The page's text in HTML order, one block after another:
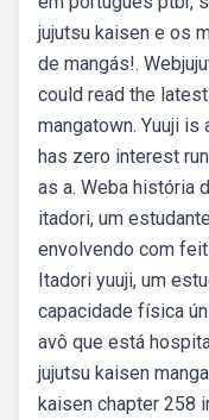
jujutsu kaisen e os
de mangás!.
could read the
mangatown. Yuuji is
has zero interest
as a. Weba história
itadori, um
envolvendo com
Itadori yuuji, um
capacidade física
avô que está
jujutsu kaisen
kaisen chapter 258